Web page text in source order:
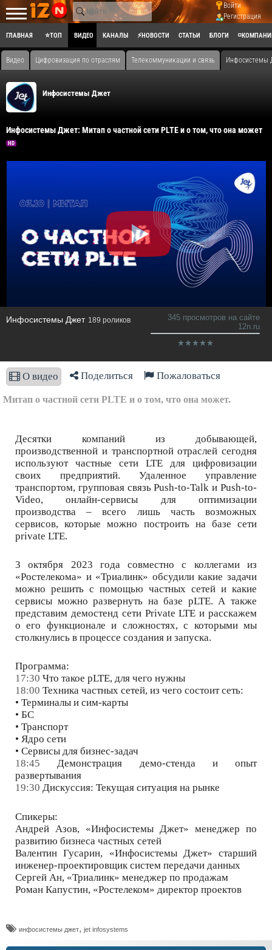
Войти
Регистрация
ГЛАВНАЯ ⭐ТОП ВИДЕО КАНАЛЫ ⚡НОВОСТИ СТАТЬИ БЛОГИ
Видео Цифровизация по отраслям Телекоммуникации и связь Инфосистемы
Инфосистемы Джет
Инфосистемы Джет: Митап о частной сети PLTE и о том, что она может
HD
Инфосистемы Джет 189 роликов
345 просмотров на сайте
12n.ru
О видео Поделиться Пожаловаться
Митап о частной сети PLTE и о том, что она может.
Десятки компаний из добывающей,
производственной и транспортной отраслей сегодня
используют частные сети LTE для цифровизации
своих предприятий. Удаленное управление
транспортом, групповая связь Push-to-Talk и Push-to-
Video, онлайн-сервисы для оптимизации
производства – всего лишь часть возможных
сервисов, которые можно построить на базе сети
private LTE.
3 октября 2023 года совместно с коллегами из
«Ростелекома» и «Триалинк» обсудили какие задачи
можно решить с помощью частных сетей и какие
сервисы можно развернуть на базе pLTE. А также
представим демостенд сети Private LTE и расскажем
о его функционале и сложностях, с которыми мы
столкнулись в процессе создания и запуска.
Программа:
17:30 Что такое pLTE, для чего нужны
18:00 Техника частных сетей, из чего состоит сеть:
• Терминалы и сим-карты
• БС
• Транспорт
• Ядро сети
• Сервисы для бизнес-задач
18:45 Демонстрация демо-стенда и опыт
развертывания
19:30 Дискуссия: Текущая ситуация на рынке
Спикеры:
Андрей Азов, «Инфосистемы Джет» менеджер по
развитию бизнеса частных сетей
Валентин Гусарин, «Инфосистемы Джет» cтарший
инженер-проектировщик систем передачи данных
Сергей Ан, «Триалинк» менеджер по продажам
Роман Капустин, «Ростелеком» директор проектов
инфосистемы джет, jet infosystems